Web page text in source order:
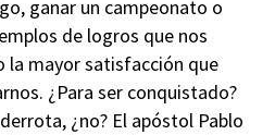
ganar un campeonato o
de logros que nos
la mayor satisfacción que
¿Para ser conquistado?
¿no? El apóstol Pablo